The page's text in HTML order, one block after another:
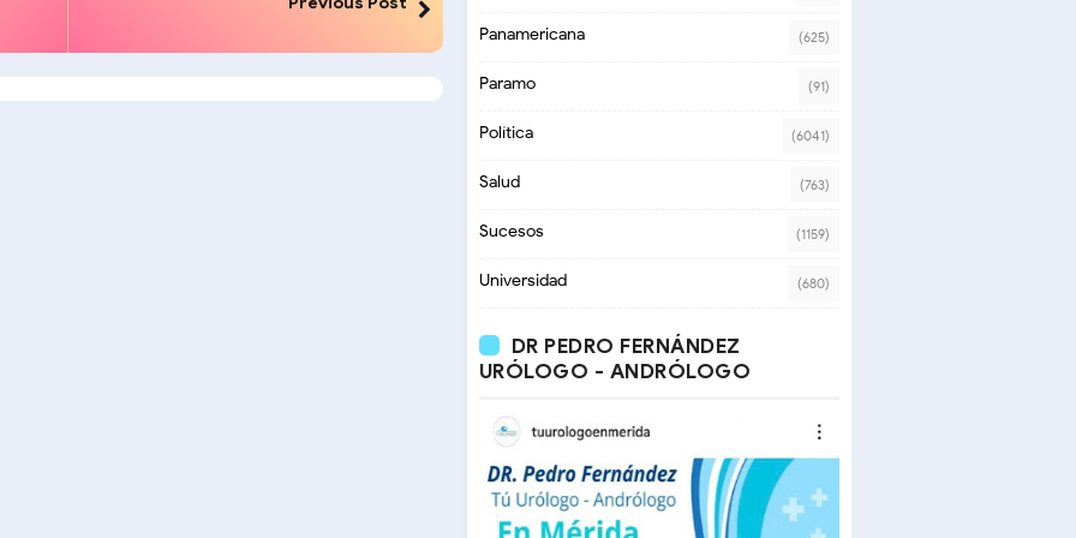
Panamericana (625)
Paramo (91)
Política (6041)
Salud (763)
Sucesos (1159)
Universidad (680)
DR PEDRO FERNÁNDEZ
URÓLOGO - ANDRÓLOGO